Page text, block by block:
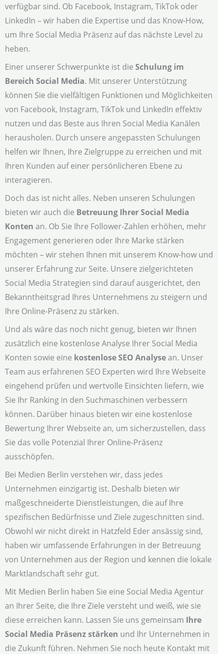
verfügbar sind. Ob Facebook, Instagram, TikTok oder
LinkedIn – wir haben die Expertise und das Know-How,
um Ihre Social Media Präsenz auf das nächste Level zu
heben.
Einer unserer Schwerpunkte ist die Schulung im
Bereich Social Media. Mit unserer Unterstützung
können Sie die vielfältigen Funktionen und Möglichkeiten
von Facebook, Instagram, TikTok und LinkedIn effektiv
nutzen und das Beste aus Ihren Social Media Kanälen
herausholen. Durch unsere angepassten Schulungen
helfen wir Ihnen, Ihre Zielgruppe zu erreichen und mit
Ihren Kunden auf einer persönlicheren Ebene zu
interagieren.
Doch das ist nicht alles. Neben unseren Schulungen
bieten wir auch die Betreuung Ihrer Social Media
Konten an. Ob Sie Ihre Follower-Zahlen erhöhen, mehr
Engagement generieren oder Ihre Marke stärken
möchten – wir stehen Ihnen mit unserem Know-how und
unserer Erfahrung zur Seite. Unsere zielgerichteten
Social Media Strategien sind darauf ausgerichtet, den
Bekanntheitsgrad Ihres Unternehmens zu steigern und
Ihre Online-Präsenz zu stärken.
Und als wäre das noch nicht genug, bieten wir Ihnen
zusätzlich eine kostenlose Analyse Ihrer Social Media
Konten sowie eine kostenlose SEO Analysean. Unser
Team aus erfahrenen SEO Experten wird Ihre Webseite
eingehend prüfen und wertvolle Einsichten liefern, wie
Sie Ihr Ranking in den Suchmaschinen verbessern
können. Darüber hinaus bieten wir eine kostenlose
Bewertung Ihrer Webseite an, um sicherzustellen, dass
Sie das volle Potenzial Ihrer Online-Präsenz
ausschöpfen.
Bei Medien Berlin verstehen wir, dass jedes
Unternehmen einzigartig ist. Deshalb bieten wir
maßgeschneiderte Dienstleistungen, die auf Ihre
spezifischen Bedürfnisse und Ziele zugeschnitten sind.
Obwohl wir nicht direkt in Hatzfeld Eder ansässig sind,
haben wir umfassende Erfahrungen in der Betreuung
von Unternehmen aus der Region und kennen die lokale
Marktlandschaft sehr gut.
Mit Medien Berlin haben Sie eine Social Media Agentur
an Ihrer Seite, die Ihre Ziele versteht und weiß, wie sie
diese erreichen kann. Lassen Sie uns gemeinsam Ihre
Social Media Präsenz stärken und Ihr Unternehmen in
die Zukunft führen. Nehmen Sie noch heute Kontakt mit